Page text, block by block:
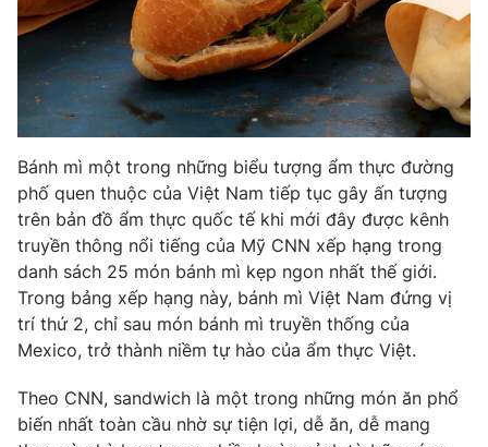
Hậu trường
Nhân vật
Khán giả
Giải sao mai
Điện ảnh
Âm nhạc
Sao
Đời sống
Du lịch
Làm đẹp
Chất lượng cuộc sống
Giáo dục
Tuyển sinh
Học trực tuyến
Công nghệ
Hitech Công nghệ tương lai
Sản phẩm
Thị trường
Tư vấn
Giao lưu trực tuyến
Lịch phát sóng
Emagazine Podcast
Bánh mì một trong những biểu tượng ẩm thực đường
phố quen thuộc của Việt Nam tiếp tục gây ấn tượng
trên bản đồ ẩm thực quốc tế khi mới đây được kênh
truyền thông nổi tiếng của Mỹ CNN xếp hạng trong
danh sách 25 món bánh mì kẹp ngon nhất thế giới.
Trong bảng xếp hạng này, bánh mì Việt Nam đứng vị
trí thứ 2, chỉ sau món bánh mì truyền thống của
Mexico, trở thành niềm tự hào của ẩm thực Việt.
Theo CNN, sandwich là một trong những món ăn phổ
biến nhất toàn cầu nhờ sự tiện lợi, dễ ăn, dễ mang